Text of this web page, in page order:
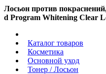
Лосьон против
d Program Whitening Clear
Каталог товаров
Косметика
Основной уход
Тонер / Лосьон